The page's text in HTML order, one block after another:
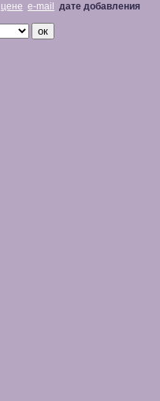
цене e-mail дате добавления